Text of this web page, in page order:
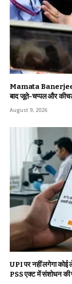
Mamata Banerjee
बाद जूते-चप्पल और
August 9, 2026
UPI पर नहीं लगेगा
PSS एक्ट में संशोधन की